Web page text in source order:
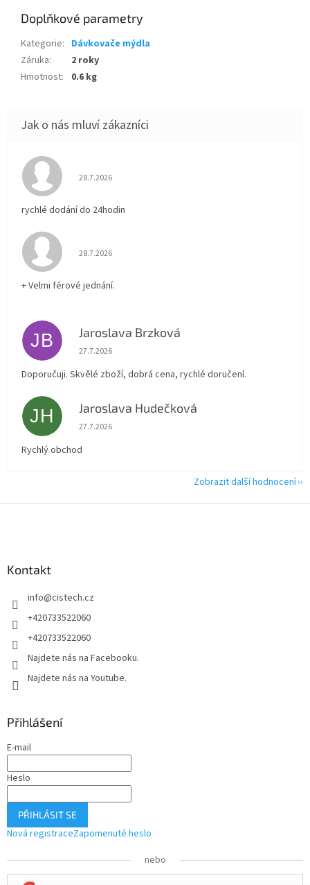
Doplňkové parametry
Kategorie: Dávkovače mýdla
Záruka:
2 roky
Hmotnost: 0.6 kg
Hodnocení obchodu je 5 z 5 hvězdiček.
28.7.2026
rychlé dodání do 24hodin
Hodnocení obchodu je 5 z 5 hvězdiček.
28.7.2026
+ Velmi férové jednání.
JB Jaroslava Brzková
Hodnocení obchodu je 5 z 5 hvězdiček.
27.7.2026
Doporučuji. Skvělé zboží, dobrá cena, rychlé doručení.
JH Jaroslava Hudečková
Hodnocení obchodu je 5 z 5 hvězdiček.
27.7.2026
Rychlý obchod
Zobrazit další hodnocení
Kontakt
info@cistech.cz
+420733522060
+420733522060
Najdete nás na Facebooku.
Najdete nás na Youtube.
Přihlášení
E-mail
Heslo
PŘIHLÁSIT SE
Nová registraceZapomenuté heslo
nebo